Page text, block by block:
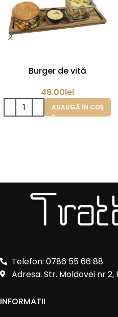
Burger de vită
48.00lei
ADAUGĂ ÎN COȘ
Telefon: 0786 55 66 88
Adresa: Str. Moldovei nr 2,
INFORMATII